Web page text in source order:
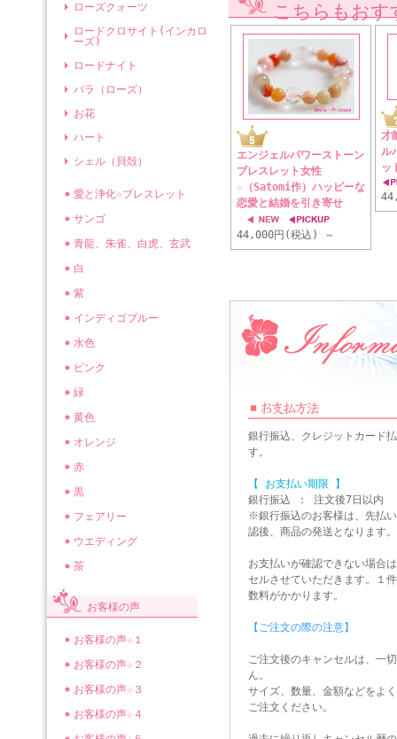
ローズクォーツ
ロードクロサイト(インカロ
ーズ)
ロードナイト
バラ（ローズ）
お花
ハート
シェル（貝殻）
愛と浄化☆ブレスレット
サンゴ
青龍、朱雀、白虎、玄武
白
紫
インディゴブルー
水色
ピンク
緑
黄色
オレンジ
赤
黒
フェアリー
ウエディング
茶
お客様の声
お客様の声☆１
お客様の声☆２
お客様の声☆３
お客様の声☆４
こちらもおす
エンジェルパワーストーン
ブレスレット女性
☆（Satomi作）ハッピーな
恋愛と結婚を引き寄せ
44,000円(税込) ～
才
ル
ッ
銀行振込、クレジットカード
す。
【 お支払い期限 】
銀行振込 ： 注文後7日以内
※銀行振込のお客様は、先払
認後、商品の発送となります。
お支払いが確認できない場合
セルさせていただきます。１
数料がかかります。
【ご注文の際の注意】
ご注文後のキャンセルは、一
ん。
サイズ、数量、金額などをよ
ご注文ください。